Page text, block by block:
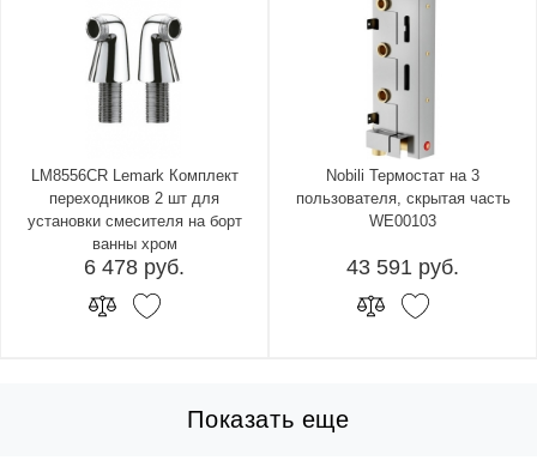
LM8556CR Lemark Комплект
переходников 2 шт для
установки смесителя на борт
ванны хром
6 478 руб.
Nobili Термостат на 3
пользователя, скрытая часть
WE00103
43 591 руб.
Показать еще